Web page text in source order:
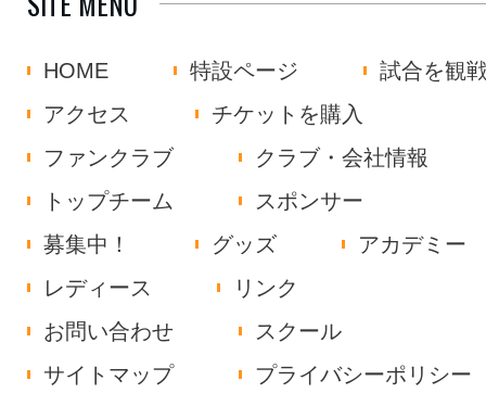
HOME 特設ページ
試合を観
アクセス
チケットを購入
ファンクラブ
クラブ・会社情報
トップチーム
スポンサー
募集中！
グッズ
アカデミー
レディース
リンク
お問い合わせ
スクール
サイトマップ
プライバシーポリシー